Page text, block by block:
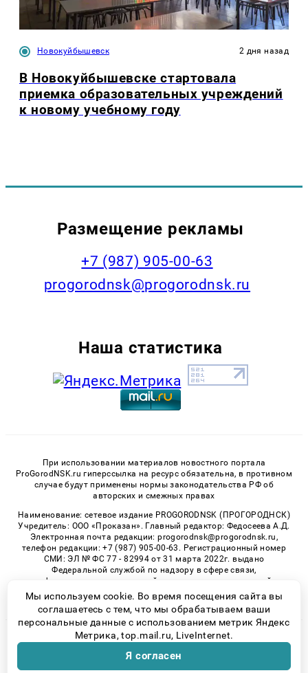
Новокуйбышевск 2 дня назад
В Новокуйбышевске стартовала
приемка образовательных учреждений
к новому учебному году
Размещение рекламы
+7 (987) 905-00-63
progorodnsk@progorodnsk.ru
Наша статистика
При использовании материалов новостного портала
ProGorodNSK.ru гиперссылка на ресурс обязательна, в противном
случае будут применены нормы законодательства РФ об
авторских и смежных правах
Наименование: сетевое издание PROGORODNSK (ПРОГОРОДНСК)
Учредитель: ООО «Проказан». Главный редактор: Федосеева А.Д.
Электронная почта редакции: progorodnsk@progorodnsk.ru,
телефон редакции: +7 (987) 905-00-63. Регистрационный номер
СМИ: ЭЛ № ФС 77 - 82994 от 31 марта 2022г. выдано
Федеральной службой по надзору в сфере связи,
информационных технологий и массовых коммуникаций.
Возрастная категория сайта 16+.
© 2026 «progorodnsk» | Все права защищены
Возрастная категория сайта 16+
Мы используем cookie. Во время посещения сайта вы
соглашаетесь с тем, что мы обрабатываем ваши
персональные данные с использованием метрик Яндекс
Метрика, top.mail.ru, LiveInternet.
Я согласен